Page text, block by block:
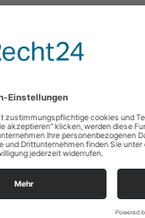
am 2. Donnerstag
betreuten
Kantor
03771